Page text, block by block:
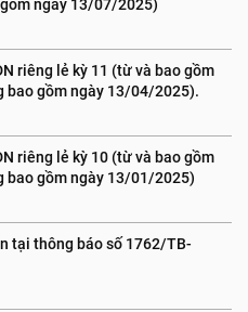
ngày 13/07/2025)
riêng lẻ kỳ 11 (từ và bao gồm
bao gồm ngày 13/04/2025).
riêng lẻ kỳ 10 (từ và bao gồm
bao gồm ngày 13/01/2025)
tại thông báo số 1762/TB-